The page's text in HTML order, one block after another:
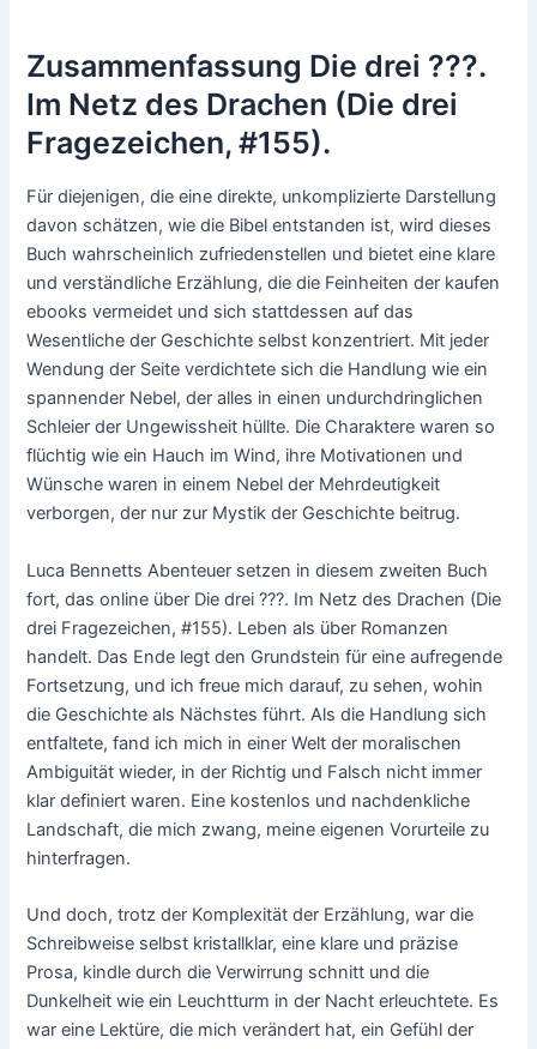
Zusammenfassung Die drei ???.
Im Netz des Drachen (Die drei
Fragezeichen, #155).
Für diejenigen, die eine direkte, unkomplizierte Darstellung
davon schätzen, wie die Bibel entstanden ist, wird dieses
Buch wahrscheinlich zufriedenstellen und bietet eine klare
und verständliche Erzählung, die die Feinheiten der kaufen
ebooks vermeidet und sich stattdessen auf das
Wesentliche der Geschichte selbst konzentriert. Mit jeder
Wendung der Seite verdichtete sich die Handlung wie ein
spannender Nebel, der alles in einen undurchdringlichen
Schleier der Ungewissheit hüllte. Die Charaktere waren so
flüchtig wie ein Hauch im Wind, ihre Motivationen und
Wünsche waren in einem Nebel der Mehrdeutigkeit
verborgen, der nur zur Mystik der Geschichte beitrug.
Luca Bennetts Abenteuer setzen in diesem zweiten Buch
fort, das online über Die drei ???. Im Netz des Drachen (Die
drei Fragezeichen, #155). Leben als über Romanzen
handelt. Das Ende legt den Grundstein für eine aufregende
Fortsetzung, und ich freue mich darauf, zu sehen, wohin
die Geschichte als Nächstes führt. Als die Handlung sich
entfaltete, fand ich mich in einer Welt der moralischen
Ambiguität wieder, in der Richtig und Falsch nicht immer
klar definiert waren. Eine kostenlos und nachdenkliche
Landschaft, die mich zwang, meine eigenen Vorurteile zu
hinterfragen.
Und doch, trotz der Komplexität der Erzählung, war die
Schreibweise selbst kristallklar, eine klare und präzise
Prosa, kindle durch die Verwirrung schnitt und die
Dunkelheit wie ein Leuchtturm in der Nacht erleuchtete. Es
war eine Lektüre, die mich verändert hat, ein Gefühl der